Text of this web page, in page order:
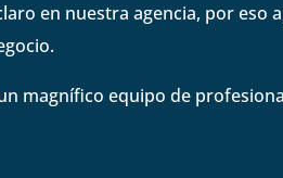
en nuestra agencia, por
magnífico equipo de